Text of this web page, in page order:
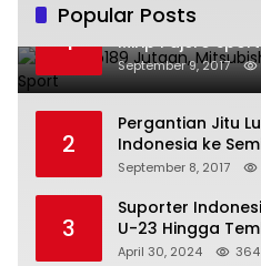
Popular Posts
1
Harga Rp189
Mirip Pajero Sport
September 9, 2017
2
Pergantian Jitu
Indonesia ke
September 8, 2017
3
Suporter
U-23 Hingga
April 30, 2024 364